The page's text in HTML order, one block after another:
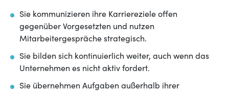
Sie kommunizieren ihre Karriereziele offen
gegenüber Vorgesetzten und nutzen
Mitarbeitergespräche strategisch.
Sie bilden sich kontinuierlich weiter, auch wenn das
Unternehmen es nicht aktiv fordert.
Sie übernehmen Aufgaben außerhalb ihrer